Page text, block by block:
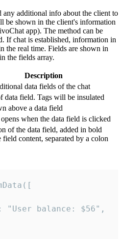
any additional info about the client to
be shown in the client's information
app). The method can be
If chat is established, information in
the real time. Fields are shown in
the fields array.
Description
data fields of the chat
data field. Tags will be insulated
above a data field
when the data field is clicked
of the data field, added in bold
field content, separated by a colon
"User balance: $56",